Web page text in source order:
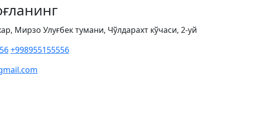
Мирзо Улуғбек тумани, Чўлдарахт кўчаси, 2-уй
+998955155556